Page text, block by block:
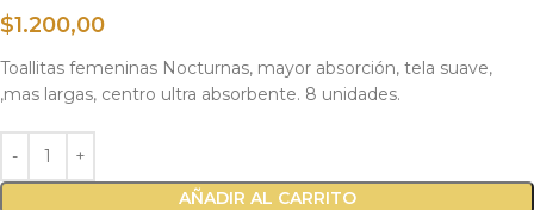
$1.200,00
Toallitas femeninas Nocturnas, mayor absorción, tela suave,
,mas largas, centro ultra absorbente. 8 unidades.
AÑADIR AL CARRITO